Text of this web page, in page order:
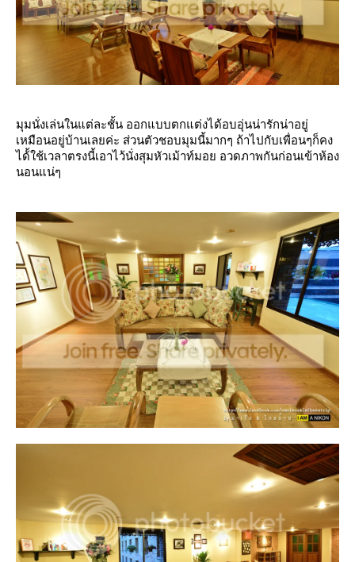
มุมนั่งเล่นในแต่ละชั้น ออกแบบตกแต่งได้อบอุ่นน่ารักน่าอยู่
เหมือนอยู่บ้านเลยค่ะ ส่วนตัวชอบมุมนี้มากๆ ถ้าไปกับเพื่อนๆก็คง
ได้้ใช้เวลาตรงนี้เอาไว้นั่งสุมหัวเม้าท์มอย อวดภาพกันก่อนเข้าห้อง
นอนแน่ๆ